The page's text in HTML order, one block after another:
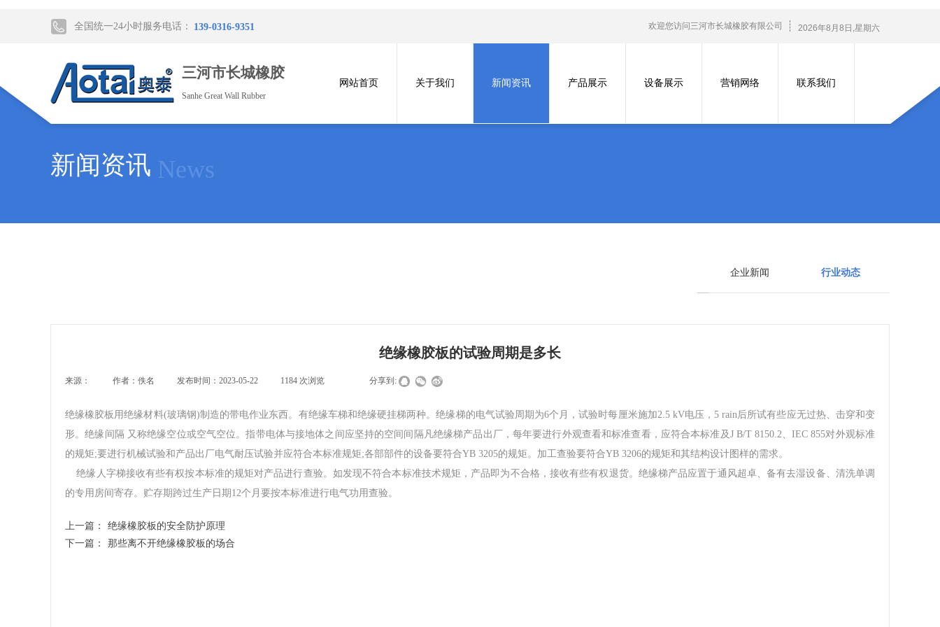
全国统一24小时服务电话： 欢迎您访问三河市长城橡胶有限公司 2026年8 月 8 日 ,星期六
139-0316-9351
三河市长城橡胶
Sanhe Great Wall Rubber
网站首页 关于我们 新闻资讯 产品展示 设备展示 营销网络 联系我们
新闻资讯 News
企业新闻 行业动态
绝缘橡胶板的试验周期是多长
来源： 作者： 佚名 发布时间： 2023-05-22 1184 次浏览 分享到:
绝缘橡胶板用绝缘材料(玻璃钢)制造的带电作业东西。有绝缘车梯和绝缘硬挂梯两种。绝缘梯的电气试验周期为6个月，试验时每厘米施加2.5 kV电压，5 rain后所试有些应无过热、击穿和变
形。绝缘间隔 又称绝缘空位或空气空位。指带电体与接地体之间应坚持的空间间隔凡绝缘梯产品出厂，每年要进行外观查看和标准查看，应符合本标准及J B/T 8150.2、IEC 855对外观标准
的规矩;要进行机械试验和产品出厂电气耐压试验并应符合本标准规矩;各部部件的设备要符合YB 3205的规矩。加工查验要符合YB 3206的规矩和其结构设计图样的需求。
绝缘人字梯接收有些有权按本标准的规矩对产品进行查验。如发现不符合本标准技术规矩，产品即为不合格，接收有些有权退货。绝缘梯产品应置于通风超卓、备有去湿设备、清洗单调
的专用房间寄存。贮存期跨过生产日期12个月要按本标准进行电气功用查验。
上一篇：
绝缘橡胶板的安全防护原理
下一篇：
那些离不开绝缘橡胶板的场合